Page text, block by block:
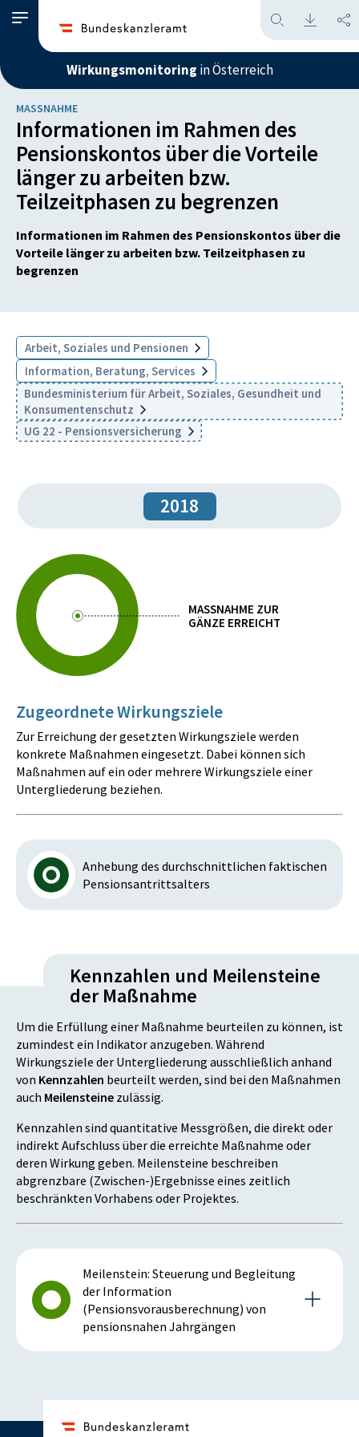
Wirkungsmonitoring in Österreich
MASSNAHME
Informationen im Rahmen des
Pensionskontos über die Vorteile
länger zu arbeiten bzw.
Teilzeitphasen zu begrenzen
Informationen im Rahmen des Pensionskontos über die
Vorteile länger zu arbeiten bzw. Teilzeitphasen zu
begrenzen
Arbeit, Soziales und Pensionen
Information, Beratung, Services
Bundesministerium für Arbeit, Soziales, Gesundheit und
Konsumentenschutz
UG 22 - Pensionsversicherung
2018
MASSNAHME ZUR
GÄNZE ERREICHT
Zugeordnete Wirkungsziele
Zur Erreichung der gesetzten Wirkungsziele werden
konkrete Maßnahmen eingesetzt. Dabei können sich
Maßnahmen auf ein oder mehrere Wirkungsziele einer
Untergliederung beziehen.
Anhebung des durchschnittlichen faktischen
Pensionsantrittsalters
Kennzahlen und Meilensteine
der Maßnahme
Um die Erfüllung einer Maßnahme beurteilen zu können, ist
zumindest ein Indikator anzugeben. Während
Wirkungsziele der Untergliederung ausschließlich anhand
von Kennzahlen beurteilt werden, sind bei den Maßnahmen
auch Meilensteine zulässig.
Kennzahlen sind quantitative Messgrößen, die direkt oder
indirekt Aufschluss über die erreichte Maßnahme oder
deren Wirkung geben. Meilensteine beschreiben
abgrenzbare (Zwischen-)Ergebnisse eines zeitlich
beschränkten Vorhabens oder Projektes.
Meilenstein: Steuerung und Begleitung
der Information
(Pensionsvorausberechnung) von
pensionsnahen Jahrgängen
2018